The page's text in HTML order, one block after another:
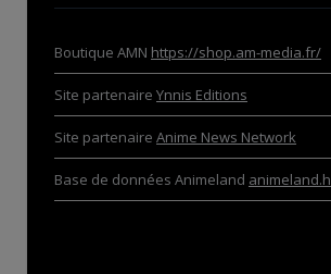
Boutique AMN https://shop.am-media.fr/
Site partenaire Ynnis Editions
Site partenaire Anime News Network
Base de données Animeland